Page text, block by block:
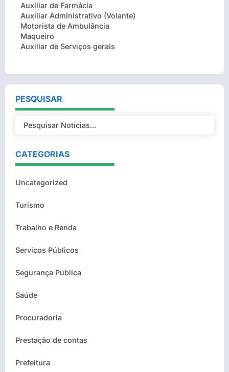
Auxiliar de Farmácia
Auxiliar Administrativo (Volante)
Motorista de Ambulância
Maqueiro
Auxiliar de Serviços gerais
PESQUISAR
CATEGORIAS
Uncategorized
Turismo
Trabalho e Renda
Serviços Públicos
Segurança Pública
Saúde
Procuradoria
Prestação de contas
Prefeitura